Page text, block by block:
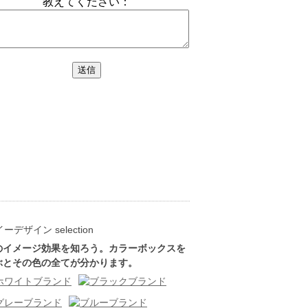
イメージ効果を知ろう。カラーボックスを
とその色の全てが分かります。